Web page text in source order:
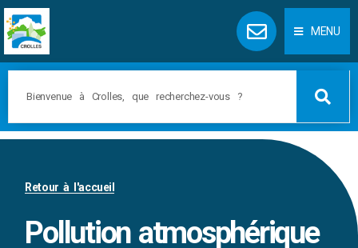
MENU
Retour à l'accueil
Pollution atmosphérique
Panneau de gestion des cookies